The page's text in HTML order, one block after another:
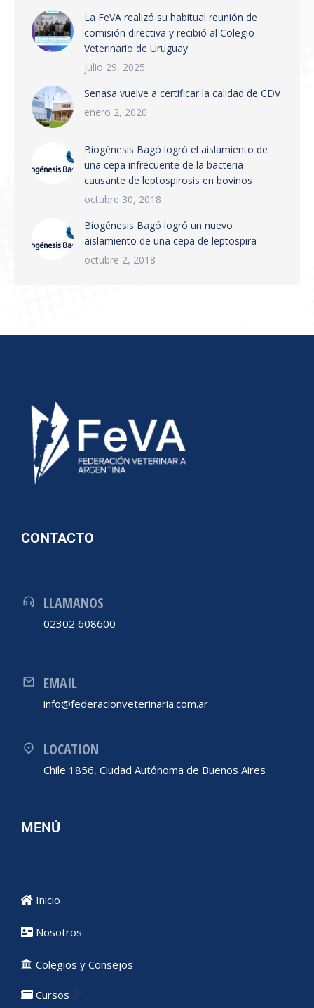
La FeVA realizó su habitual reunión de
comisión directiva y recibió al Colegio
Veterinario de Uruguay
julio 29, 2025
Senasa vuelve a certificar la calidad de CDV
enero 2, 2020
Biogénesis Bagó logró el aislamiento de
una cepa infrecuente de la bacteria
causante de leptospirosis en bovinos
octubre 30, 2018
Biogénesis Bagó logró un nuevo
aislamiento de una cepa de leptospira
octubre 2, 2018
CONTACTO
LLAMANOS
02302 608600
EMAIL
info@federacionveterinaria.com.ar
LOCATION
Chile 1856, Ciudad Autónoma de Buenos Aires
MENÚ
Inicio
Nosotros
Colegios y Consejos
Cursos